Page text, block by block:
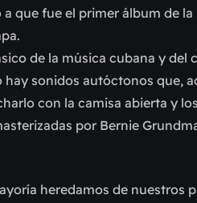
que fue el primer álbum de
de la música cubana y del
sonidos autóctonos que,
con la camisa abierta y
por Bernie
heredamos de nuestros